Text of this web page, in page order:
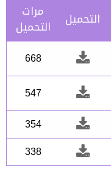
التحميل مرات
التحميل
668
547
354
338